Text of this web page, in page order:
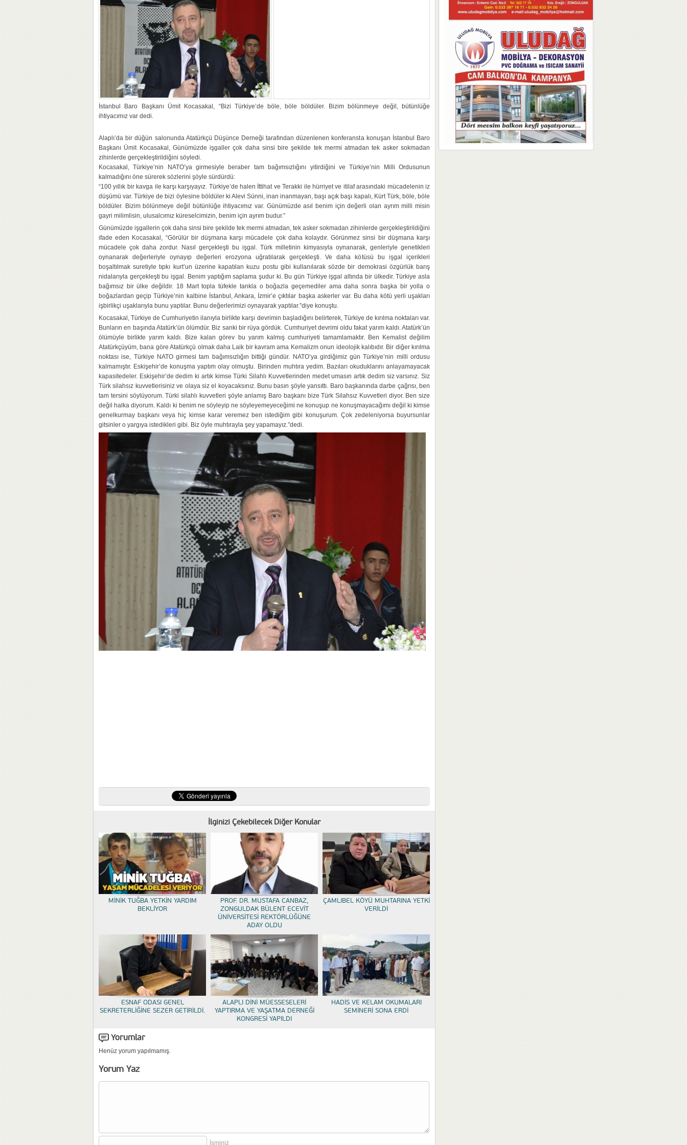
İstanbul Baro Başkanı Ümit Kocasakal, “Bizi Türkiye’de böle, böle böldüler. Bizim bölünmeye değil, bütünlüğe
ihtiyacımız var dedi.
Alaplı’da bir düğün salonunda Atatürkçü Düşünce Derneği tarafından düzenlenen konferansta konuşan İstanbul Baro
Başkanı Ümit Kocasakal, Günümüzde işgaller çok daha sinsi bire şekilde tek mermi atmadan tek asker sokmadan
zihinlerde gerçekleştirildiğini söyledi.
Kocasakal, Türkiye’nin NATO’ya girmesiyle beraber tam bağımsızlığını yitirdiğini ve Türkiye’nin Milli Ordusunun
kalmadığını öne sürerek sözlerini şöyle sürdürdü:
“100 yıllık bir kavga ile karşı karşıyayız. Türkiye’de halen İttihat ve Terakki ile hürriyet ve itilaf arasındaki mücadelenin iz
düşümü var. Türkiye de bizi öylesine böldüler ki Alevi Sünni, inan inanmayan, başı açık başı kapalı, Kürt Türk, böle, böle
böldüler. Bizim bölünmeye değil bütünlüğe ihtiyacımız var. Günümüzde asıl benim için değerli olan ayrım milli misin
gayri milimlisin, ulusalcımız küreselcimizin, benim için ayrım budur.”
Günümüzde işgallerin çok daha sinsi bire şekilde tek mermi atmadan, tek asker sokmadan zihinlerde gerçekleştirildiğini
ifade eden Kocasakal, “Görülür bir düşmana karşı mücadele çok daha kolaydır. Görünmez sinsi bir düşmana karşı
mücadele çok daha zordur. Nasıl gerçekleşti bu işgal. Türk milletinin kimyasıyla oynanarak, genleriyle genetikleri
oynanarak değerleriyle oynayıp değerleri erozyona uğratılarak gerçekleşti. Ve daha kötüsü bu işgal içerikleri
boşaltılmak suretiyle tıpkı kurt’un üzerine kapatılan kuzu postu gibi kullanılarak sözde bir demokrasi özgürlük barış
nidalarıyla gerçekleşti bu işgal. Benim yaptığım saplama şudur ki. Bu gün Türkiye işgal altında bir ülkedir. Türkiye asla
bağımsız bir ülke değildir. 18 Mart topla tüfekle tankla o boğazla geçemediler ama daha sonra başka bir yolla o
boğazlardan geçip Türkiye’nin kalbine İstanbul, Ankara, İzmir’e çıktılar başka askerler var. Bu daha kötü yerli uşakları
işbirlikçi uşaklarıyla bunu yaptılar. Bunu değerlerimizi oynayarak yaptılar.”diye konuştu.
Kocasakal, Türkiye de Cumhuriyetin ilanıyla birlikte karşı devrimin başladığını belirterek, Türkiye de kırılma noktaları var.
Bunların en başında Atatürk’ün ölümdür. Biz sanki bir rüya gördük. Cumhuriyet devrimi oldu fakat yarım kaldı. Atatürk’ün
ölümüyle birlikte yarım kaldı. Bize kalan görev bu yarım kalmış cumhuriyeti tamamlamaktır. Ben Kemalist değilim
Atatürkçüyüm, bana göre Atatürkçü olmak daha Laik bir kavram ama Kemalizm onun ideolojik kalıbıdır. Bir diğer kırılma
noktası ise, Türkiye NATO girmesi tam bağımsızlığın bittiği gündür. NATO’ya girdiğimiz gün Türkiye’nin milli ordusu
kalmamıştır. Eskişehir’de konuşma yaptım olay olmuştu. Birinden muhtıra yedim. Bazıları okuduklarını anlayamayacak
kapasitedeler. Eskişehir’de dedim ki artık kimse Türki Silahlı Kuvvetlerinden medet umasın artık dedim siz varsınız. Siz
Türk silahsız kuvvetlerisiniz ve olaya siz el koyacaksınız. Bunu basın şöyle yansıttı. Baro başkanında darbe çağrısı, ben
tam tersini söylüyorum. Türki silahlı kuvvetleri şöyle anlamış Baro başkanı bize Türk Silahsız Kuvvetleri diyor. Ben size
değil halka diyorum. Kaldı ki benim ne söyleyip ne söyleyemeyeceğimi ne konuşup ne konuşmayacağımı değil ki kimse
genelkurmay başkanı veya hiç kimse karar veremez ben istediğim gibi konuşurum. Çok zedeleniyorsa buyursunlar
gitsinler o yargıya istedikleri gibi. Biz öyle muhtırayla şey yapamayız.”dedi.
İlginizi Çekebilecek Diğer Konular
MİNİK TUĞBA YETKİN YARDIM
BEKLİYOR
PROF. DR. MUSTAFA CANBAZ,
ZONGULDAK BÜLENT ECEVİT
ÜNİVERSİTESİ REKTÖRLÜĞÜNE
ADAY OLDU
ÇAMLIBEL KÖYÜ MUHTARINA YETKİ
VERİLDİ
ESNAF ODASI GENEL
SEKRETERLİĞİNE SEZER GETİRİLDİ.
ALAPLI DİNİ MÜESSESELERİ
YAPTIRMA VE YAŞATMA DERNEĞİ
KONGRESİ YAPILDI
HADİS VE KELAM OKUMALARI
SEMİNERİ SONA ERDİ
Yorumlar
Henüz yorum yapılmamış.
Yorum Yaz
İsminiz